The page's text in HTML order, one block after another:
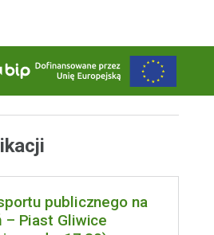
publicznego na
– Piast Gliwice